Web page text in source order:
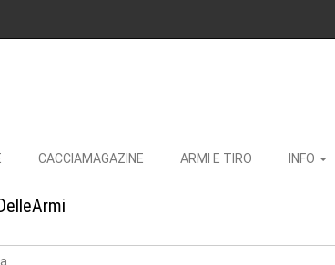
CACCIAMAGAZINE ARMI E TIRO INFO